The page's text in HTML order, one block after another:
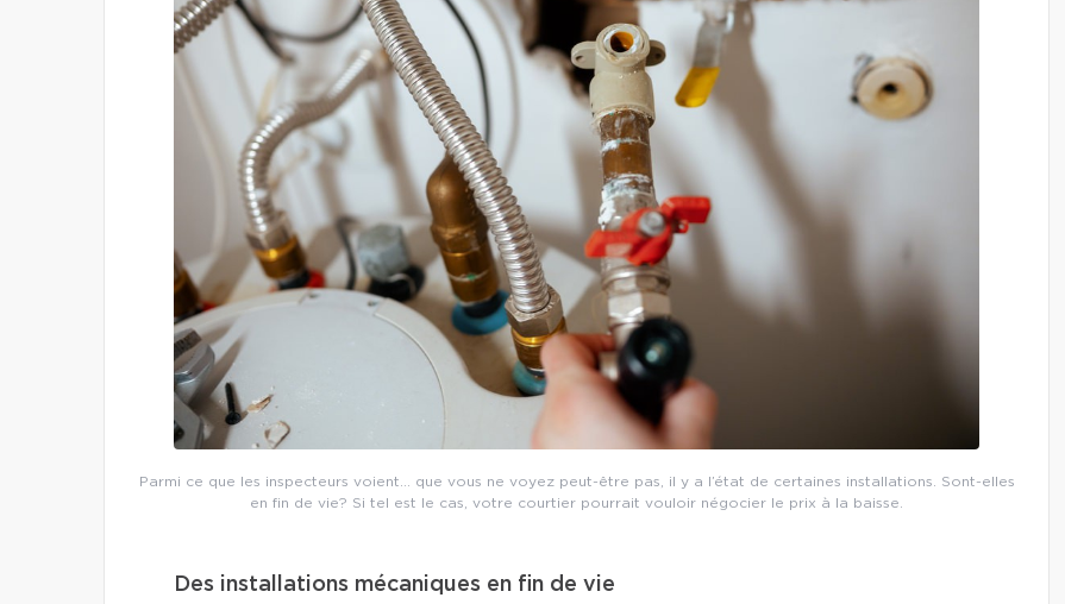
Parmi ce que les inspecteurs voient… que vous ne voyez peut-être pas, il y a l’état de certaines installations. Sont-elles
en fin de vie? Si tel est le cas, votre courtier pourrait vouloir négocier le prix à la baisse.
Des installations mécaniques en fin de vie